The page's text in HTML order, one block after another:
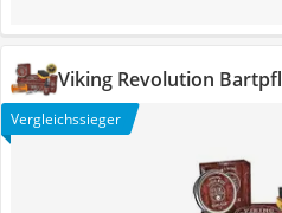
Viking Revolution
Vergleichssieger